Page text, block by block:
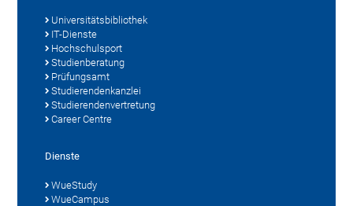
Universitätsbibliothek
IT-Dienste
Hochschulsport
Studienberatung
Prüfungsamt
Studierendenkanzlei
Studierendenvertretung
Career Centre
Dienste
WueStudy
WueCampus